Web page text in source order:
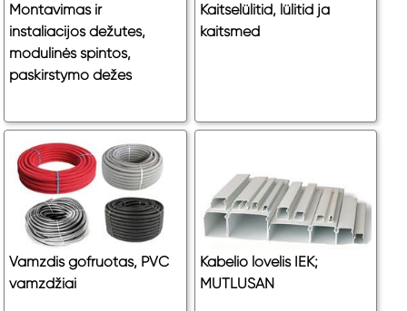
Montavimas ir
instaliacijos dežutes,
modulinės spintos,
paskirstymo dežes
Kaitselülitid, lülitid ja
kaitsmed
Vamzdis gofruotas, PVC
vamzdžiai
Kabelio lovelis IEK;
MUTLUSAN